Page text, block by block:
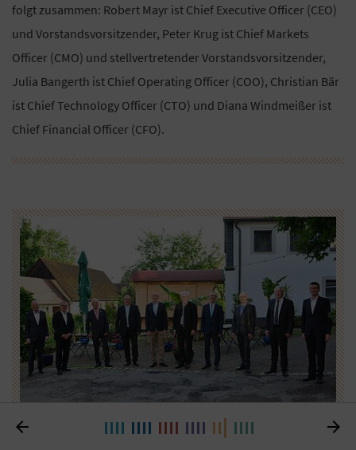
folgt zusammen: Robert Mayr ist Chief Executive Officer (CEO)
und Vorstandsvorsitzender, Peter Krug ist Chief Markets
Officer (CMO) und stellvertretender Vorstandsvorsitzender,
Julia Bangerth ist Chief Operating Officer (COO), Christian Bär
ist Chief Technology Officer (CTO) und Diana Windmeißer ist
Chief Financial Officer (CFO).
Im Landgasthof Lebert in Windelsbach (v. li.): Hermann Meckler
 